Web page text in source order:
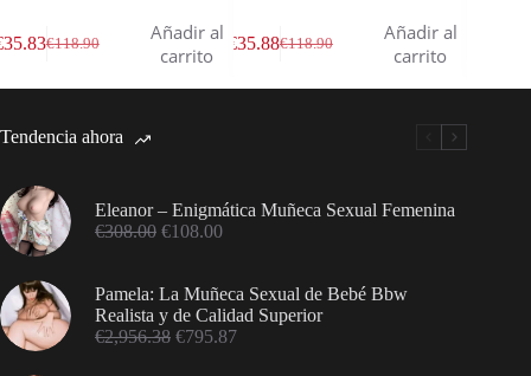
€118.90
35.83
Añadir al
carrito
€118.90
€35.88
Añadir al
carrito
Tendencia ahora
Eleanor – Enigmática Muñeca Sexual Femenina
€308.00 €108.00
Pamela: La Muñeca Sexual de Bebé Bbw
Realista y de Calidad Superior
€2,956.38 €795.87